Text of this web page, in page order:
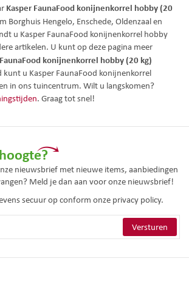
Kasper FaunaFood konijnenkorrel hobby (20
Borghuis Hengelo, Enschede, Oldenzaal en
u Kasper FaunaFood konijnenkorrel hobby
artikelen. U kunt op deze pagina meer
konijnenkorrel hobby (20 kg)
u Kasper FaunaFood konijnenkorrel
in ons tuincentrum. Wilt u langskomen?
. Graag tot snel!
nieuwsbrief met nieuwe items, aanbiedingen
Meld je dan aan voor onze nieuwsbrief!
secuur op conform onze privacy policy.